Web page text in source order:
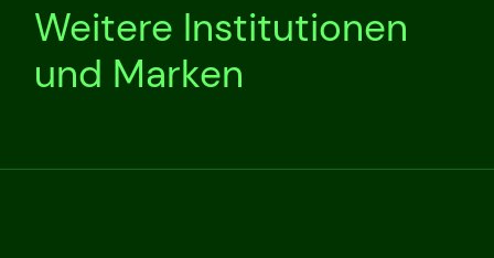
Weitere Institutionen
und Marken